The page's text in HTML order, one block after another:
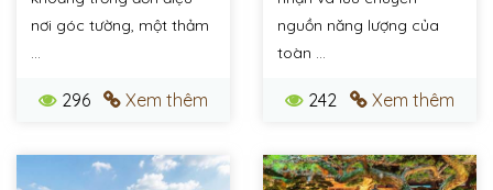
nơi góc tường, một thảm
296 Xem thêm
nguồn năng lượng của
toàn ...
242 Xem thêm